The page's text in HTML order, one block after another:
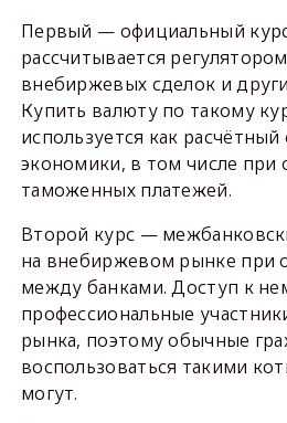
Первый — официальный
рассчитывается
внебиржевых сделок и
Купить валюту по такому
используется как
экономики, в том числе при
таможенных платежей.
Второй курс —
на внебиржевом рынке при
между банками. Доступ к
профессиональные
рынка, поэтому обычные
воспользоваться такими
могут.